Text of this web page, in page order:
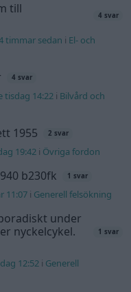
till
4 svar
timmar sedan i El- och
4 svar
14:22 i Bilvård och
1955 2 svar
19:42 i Övriga fordon
b230fk 1 svar
11:07 i Generell felsökning
under
nyckelcykel.
1 svar
12:52 i Generell